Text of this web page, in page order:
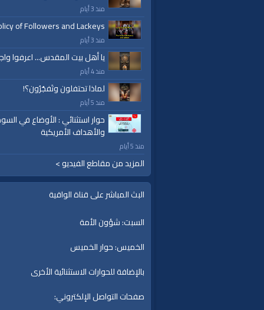
منذ 3 أيام
of Followers and Lackeys
منذ 3 أيام
يا أهل بيت المقدس... اعرفوا
منذ 4 أيام
لماذا تحتفلون وتَفجُرُون؟!
منذ 5 أيام
حوار استثنائي : الأوضاع في
والأهداف الأمريكية
منذ 5 أيام
المزيد من مقاطع الفيديو >
البث المباشر على قناة الواقية
السبت: شؤون الأمة
الخميس: حوار الخميس
بالإضافة للحوارات الاستثنائية الأخرى
صفحات التواصل الإلكتروني: